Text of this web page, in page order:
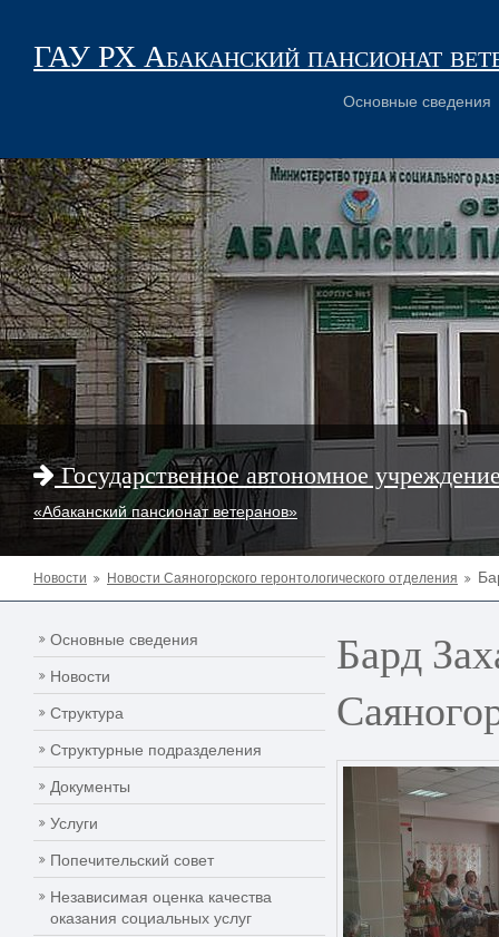
ГАУ РХ Абаканский пансионат
Основные сведения
Государственное автономное
«Абаканский пансионат ветеранов»
Новости Новости Саяногорского геронтологического отделения
Основные сведения
Новости
Структура
Структурные подразделения
Документы
Услуги
Попечительский совет
Независимая оценка качества
оказания социальных услуг
Бард